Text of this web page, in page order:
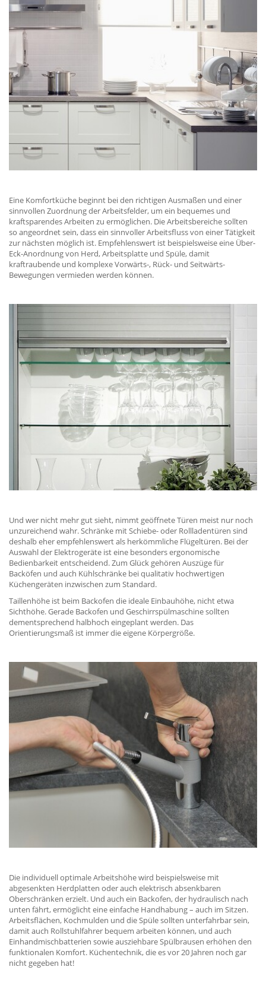
Eine Komfortküche beginnt bei den richtigen Ausmaßen und einer
sinnvollen Zuordnung der Arbeitsfelder, um ein bequemes und
kraftsparendes Arbeiten zu ermöglichen. Die Arbeitsbereiche sollten
so angeordnet sein, dass ein sinnvoller Arbeitsfluss von einer Tätigkeit
zur nächsten möglich ist. Empfehlenswert ist beispielsweise eine Über-
Eck-Anordnung von Herd, Arbeitsplatte und Spüle, damit
kraftraubende und komplexe Vorwärts-, Rück- und Seitwärts-
Bewegungen vermieden werden können.
Und wer nicht mehr gut sieht, nimmt geöffnete Türen meist nur noch
unzureichend wahr. Schränke mit Schiebe- oder Rollladentüren sind
deshalb eher empfehlenswert als herkömmliche Flügeltüren. Bei der
Auswahl der Elektrogeräte ist eine besonders ergonomische
Bedienbarkeit entscheidend. Zum Glück gehören Auszüge für
Backöfen und auch Kühlschränke bei qualitativ hochwertigen
Küchengeräten inzwischen zum Standard.
Taillenhöhe ist beim Backofen die ideale Einbauhöhe, nicht etwa
Sichthöhe. Gerade Backofen und Geschirrspülmaschine sollten
dementsprechend halbhoch eingeplant werden. Das
Orientierungsmaß ist immer die eigene Körpergröße.
Die individuell optimale Arbeitshöhe wird beispielsweise mit
abgesenkten Herdplatten oder auch elektrisch absenkbaren
Oberschränken erzielt. Und auch ein Backofen, der hydraulisch nach
unten fährt, ermöglicht eine einfache Handhabung – auch im Sitzen.
Arbeitsflächen, Kochmulden und die Spüle sollten unterfahrbar sein,
damit auch Rollstuhlfahrer bequem arbeiten können, und auch
Einhandmischbatterien sowie ausziehbare Spülbrausen erhöhen den
funktionalen Komfort. Küchentechnik, die es vor 20 Jahren noch gar
nicht gegeben hat!